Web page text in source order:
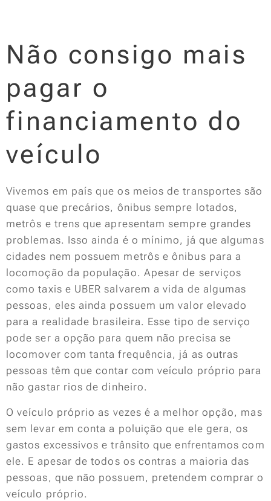
Não consigo mais
pagar o
financiamento do
veículo
Vivemos em país que os meios de transportes são
quase que precários, ônibus sempre lotados,
metrôs e trens que apresentam sempre grandes
problemas. Isso ainda é o mínimo, já que algumas
cidades nem possuem metrôs e ônibus para a
locomoção da população. Apesar de serviços
como taxis e UBER salvarem a vida de algumas
pessoas, eles ainda possuem um valor elevado
para a realidade brasileira. Esse tipo de serviço
pode ser a opção para quem não precisa se
locomover com tanta frequência, já as outras
pessoas têm que contar com veículo próprio para
não gastar rios de dinheiro.
O veículo próprio as vezes é a melhor opção, mas
sem levar em conta a poluição que ele gera, os
gastos excessivos e trânsito que enfrentamos com
ele. E apesar de todos os contras a maioria das
pessoas, que não possuem, pretendem comprar o
veículo próprio.